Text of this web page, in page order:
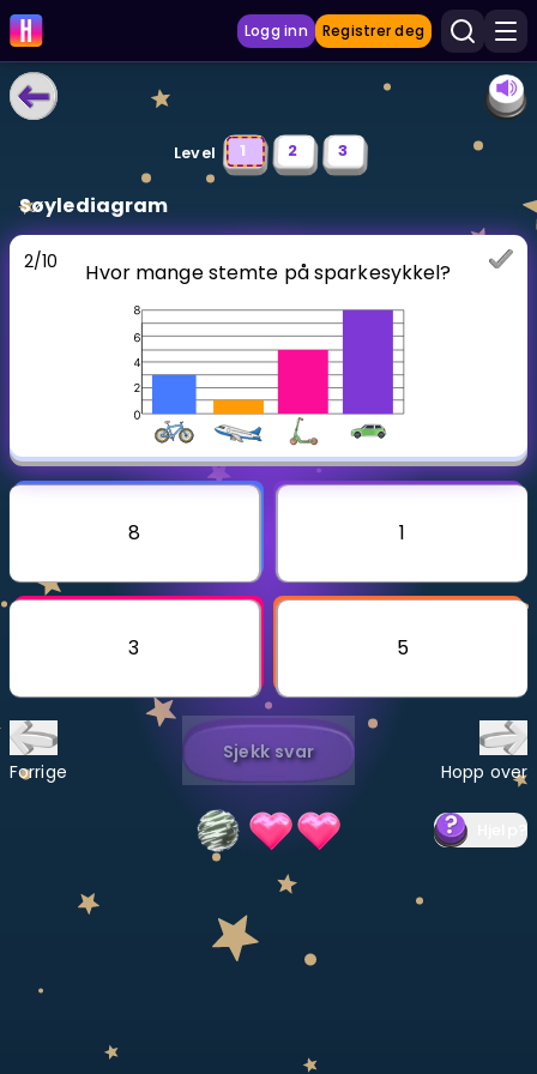
Logg inn Registrer deg
LÆRINGSVERKTØY
Læreplan
Vis mer
Gangetabellen
Junior Matte
Bestill privatundervisning
Velg læreplan
Logg inn
Level 1 2 3
Søylediagram
2/10 Hvor mange stemte på sparkesykkel?
8 1
3 5
Forrige
Sjekk svar
Hopp over
?